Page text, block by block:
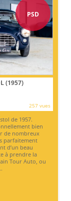
PSD
(1957)
257 vues
de 1957.
bien
de nombreux
parfaitement
d’un beau
à prendre la
Tour Auto, ou